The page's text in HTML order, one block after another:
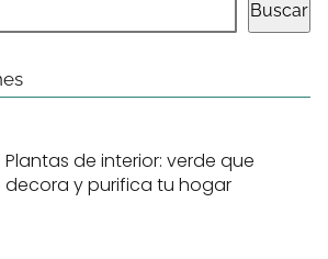
Buscar
Plantas de interior: verde que
decora y purifica tu hogar